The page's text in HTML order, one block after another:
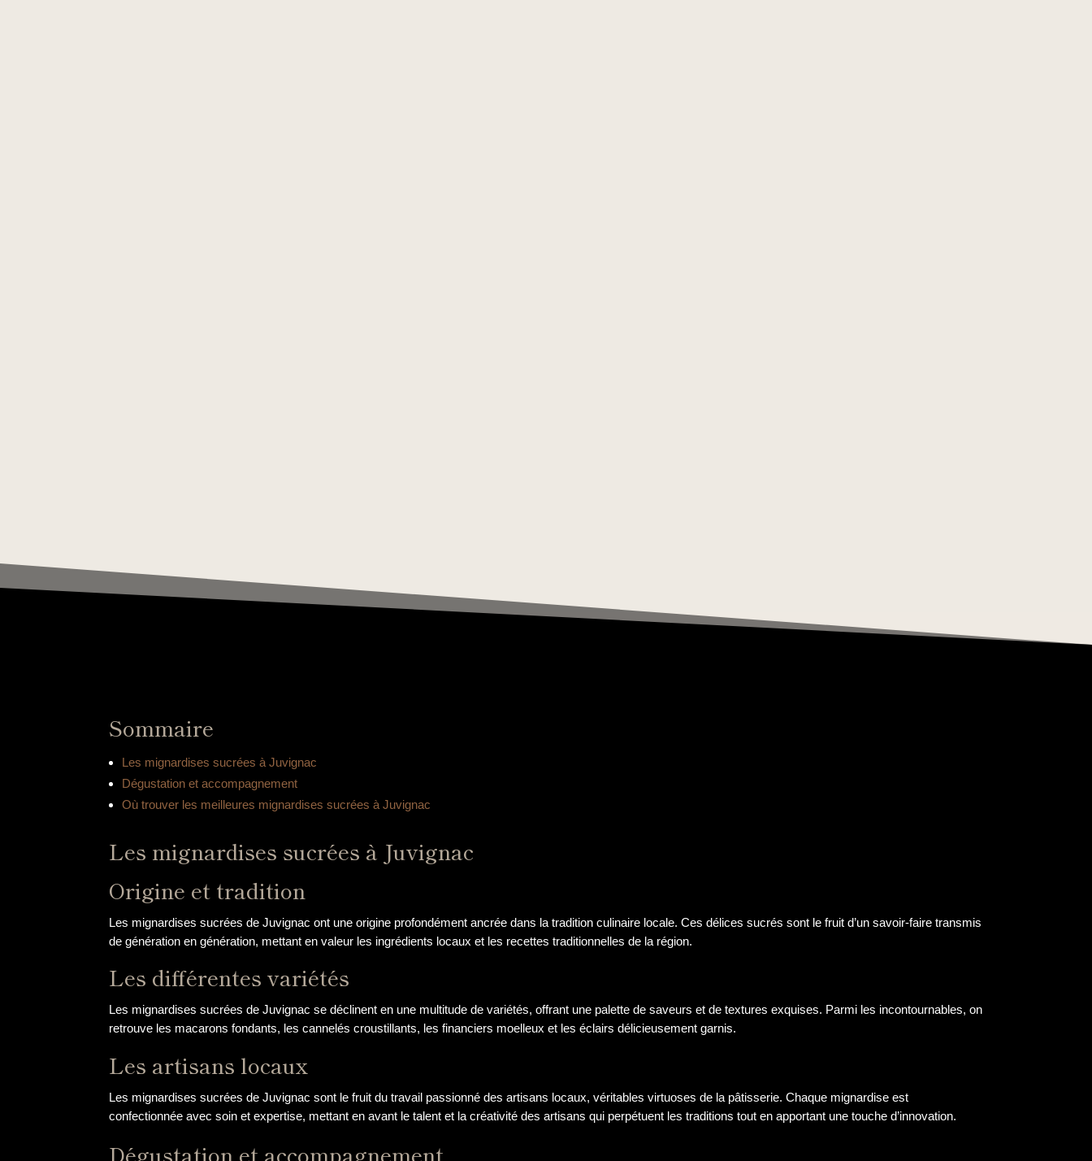
Sommaire
Les mignardises sucrées à Juvignac
Dégustation et accompagnement
Où trouver les meilleures mignardises sucrées à Juvignac
Les mignardises sucrées à Juvignac
Origine et tradition
Les mignardises sucrées de Juvignac ont une origine profondément ancrée dans la tradition culinaire locale. Ces délices sucrés sont le fruit d’un savoir-faire transmis
de génération en génération, mettant en valeur les ingrédients locaux et les recettes traditionnelles de la région.
Les différentes variétés
Les mignardises sucrées de Juvignac se déclinent en une multitude de variétés, offrant une palette de saveurs et de textures exquises. Parmi les incontournables, on
retrouve les macarons fondants, les cannelés croustillants, les financiers moelleux et les éclairs délicieusement garnis.
Les artisans locaux
Les mignardises sucrées de Juvignac sont le fruit du travail passionné des artisans locaux, véritables virtuoses de la pâtisserie. Chaque mignardise est
confectionnée avec soin et expertise, mettant en avant le talent et la créativité des artisans qui perpétuent les traditions tout en apportant une touche d’innovation.
Dégustation et accompagnement